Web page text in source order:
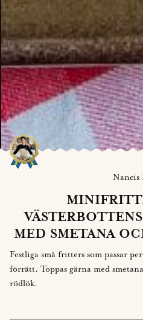
Nancis
MED SMETANA
Festliga små fritters som passar
förrätt. Toppas gärna med
rödlök.